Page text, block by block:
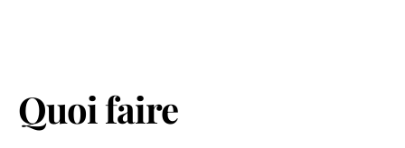
Quoi faire